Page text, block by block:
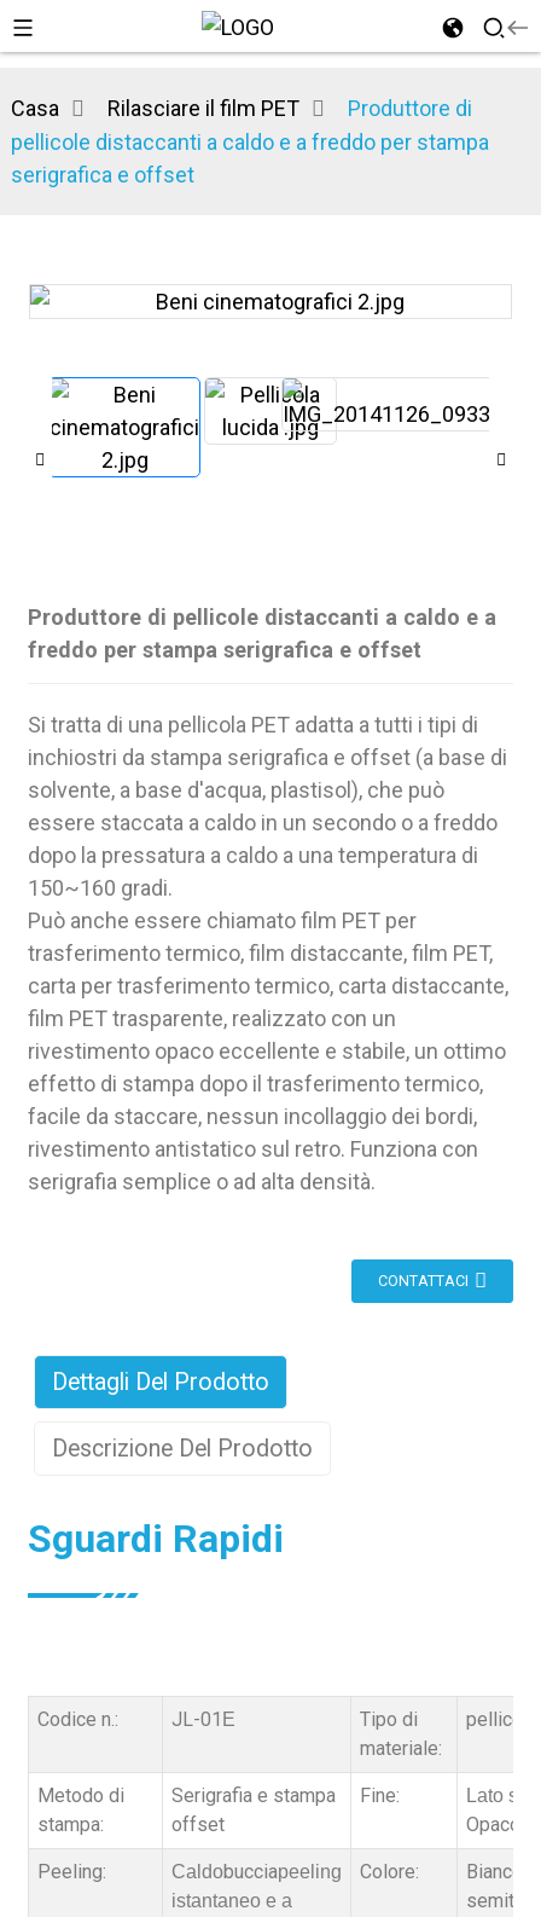
Casa Rilasciare il film PET
Produttore di
pellicole distaccanti a caldo e a freddo per stampa
serigrafica e offset
Produttore di pellicole distaccanti a caldo e a
freddo per stampa serigrafica e offset
Si tratta di una pellicola PET adatta a tutti i tipi di
inchiostri da stampa serigrafica e offset (a base di
solvente, a base d'acqua, plastisol), che può
essere staccata a caldo in un secondo o a freddo
dopo la pressatura a caldo a una temperatura di
150~160 gradi.
Può anche essere chiamato film PET per
trasferimento termico, film distaccante, film PET,
carta per trasferimento termico, carta distaccante,
film PET trasparente, realizzato con un
rivestimento opaco eccellente e stabile, un ottimo
effetto di stampa dopo il trasferimento termico,
facile da staccare, nessun incollaggio dei bordi,
rivestimento antistatico sul retro. Funziona con
serigrafia semplice o ad alta densità.
CONTATTACI
Dettagli Del Prodotto
Descrizione Del Prodotto
Sguardi Rapidi
Codice n.: JL-01 E
Tipo di
materiale:
pellicola
Metodo di
stampa:
Serigrafia e stampa
offset
Fine: Lato
Opaco
Peeling: Caldobucciapeeling
istantaneo e a
Colore:
Bianco